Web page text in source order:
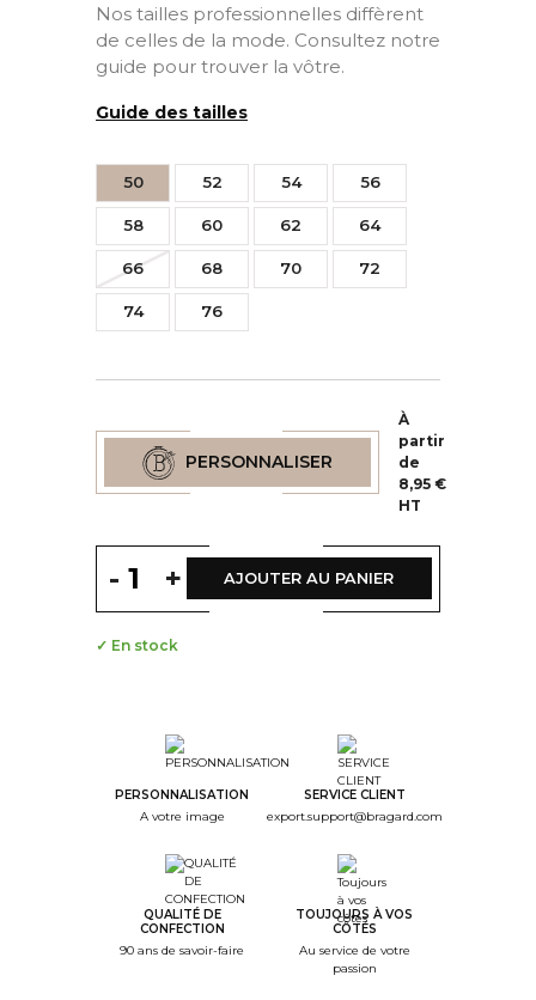
Nos tailles professionnelles diffèrent
de celles de la mode. Consultez notre
guide pour trouver la vôtre.
Guide des tailles
50 52 54 56
58 60 62 64
66 68 70 72
74 76
PERSONNALISER
À
partir
de
8,95 €
HT
- + AJOUTER AU PANIER
✓ En stock
Step Color
--
Step Monogramme
--
Step Font
Step Color Broderie
Step Recap
PERSONNALISATION
A votre image
SERVICE CLIENT
export.support@bragard.com
QUALITÉ DE
CONFECTION
90 ans de savoir-faire
TOUJOURS À VOS
CÔTÉS
Au service de votre
passion